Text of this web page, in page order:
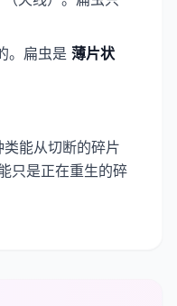
。扁虫是 ​薄片状​
能从切断的碎片
只是正在重生的碎